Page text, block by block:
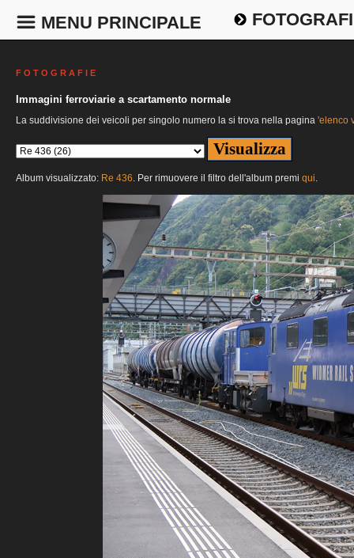
MENU PRINCIPALE
F O T O G R A F I E
Immagini ferroviarie a scartamento normale
La suddivisione dei veicoli per singolo numero la si trova nella pagina 'elenco
Album visualizzato: Re 436. Per rimuovere il filtro dell'album premi qui.